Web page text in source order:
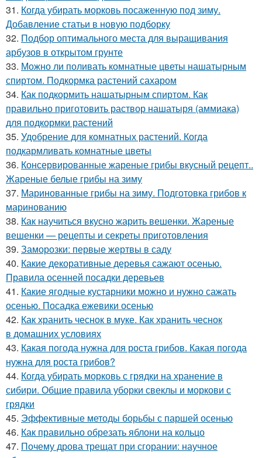
31. Когда убирать морковь посаженную под зиму.
Добавление статьи в новую подборку
32. Подбор оптимального места для выращивания
арбузов в открытом грунте
33. Можно ли поливать комнатные цветы нашатырным
спиртом. Подкормка растений сахаром
34. Как подкормить нашатырным спиртом. Как
правильно приготовить раствор нашатыря (аммиака)
для подкормки растений
35. Удобрение для комнатных растений. Когда
подкармливать комнатные цветы
36. Консервированные жареные грибы вкусный рецепт..
Жареные белые грибы на зиму
37. Маринованные грибы на зиму. Подготовка грибов к
маринованию
38. Как научиться вкусно жарить вешенки. Жареные
вешенки — рецепты и секреты приготовления
39. Заморозки: первые жертвы в саду
40. Какие декоративные деревья сажают осенью.
Правила осенней посадки деревьев
41. Какие ягодные кустарники можно и нужно сажать
осенью. Посадка ежевики осенью
42. Как хранить чеснок в муке. Как хранить чеснок
в домашних условиях
43. Какая погода нужна для роста грибов. Какая погода
нужна для роста грибов?
44. Когда убирать морковь с грядки на хранение в
сибири. Общие правила уборки свеклы и моркови с
грядки
45. Эффективные методы борьбы с паршей осенью
46. Как правильно обрезать яблони на кольцо
47. Почему дрова трещат при сгорании: научное